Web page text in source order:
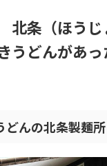
条（ほうじ
うどんが
どんの北条製麺所